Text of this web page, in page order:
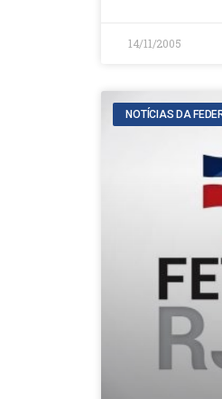
14/11/2005
NOTÍCIAS DA